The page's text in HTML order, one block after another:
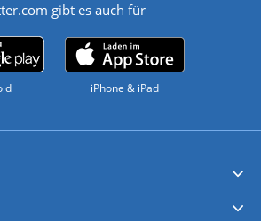
gibt es auch für
iPhone & iPad